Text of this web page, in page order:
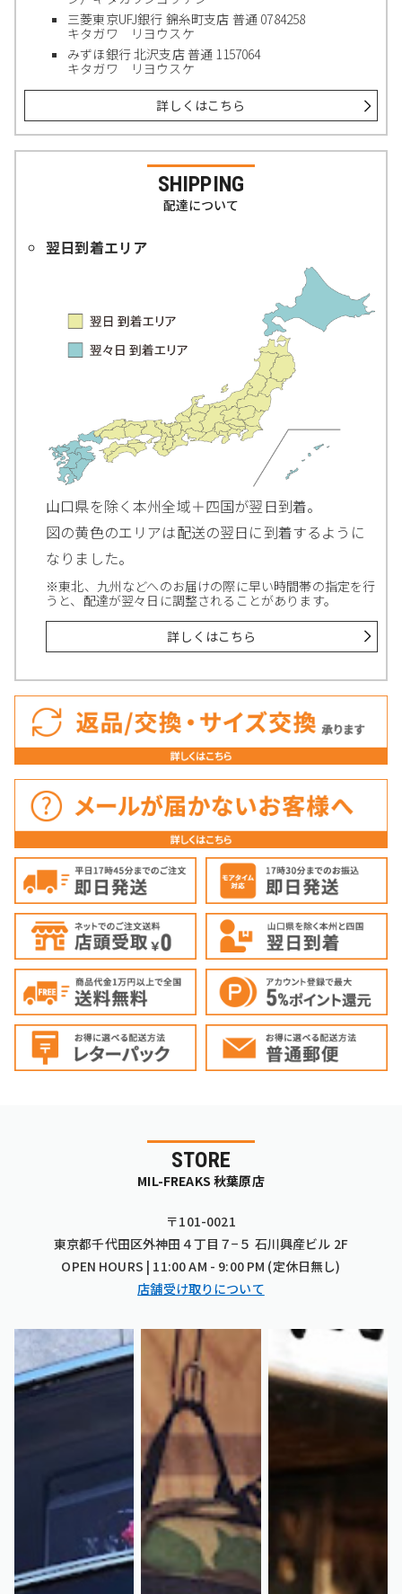
三菱東京UFJ銀行 錦糸町支店 普通 0784258
キタガワ リヨウスケ
みずほ銀行 北沢支店 普通 1157064
キタガワ リヨウスケ
詳しくはこちら
SHIPPING
配達について
翌日到着エリア
山口県を除く本州全域＋四国が翌日到着。
図の黄色のエリアは配送の翌日に到着するように
なりました。
※東北、九州などへのお届けの際に早い時間帯の指定を行
うと、配達が翌々日に調整されることがあります。
詳しくはこちら
STORE
MIL-FREAKS 秋葉原店
〒101-0021
東京都千代田区外神田４丁目７−５ 石川興産ビル 2F
OPEN HOURS | 11:00 AM - 9:00 PM (定休日無し)
店舗受け取りについて